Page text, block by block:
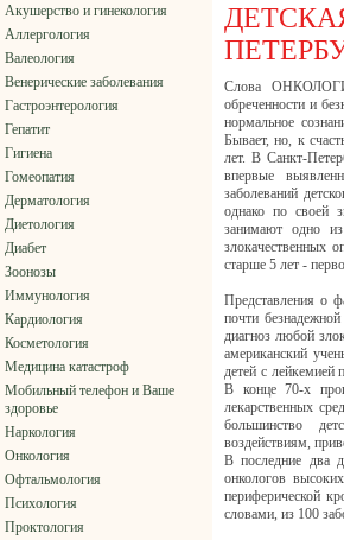
Акушерство и гинекология
Аллергология
Валеология
Венерические заболевания
Гастроэнтерология
Гепатит
Гигиена
Гомеопатия
Дерматология
Диетология
Диабет
Зоонозы
Иммунология
Кардиология
Косметология
Медицина катастроф
Мобильный телефон и Ваше
здоровье
Наркология
Онкология
Офтальмология
Психология
Проктология
Слова
обреченности и
нормальное
Бывает, но, к
лет. В Санкт-
впервые
заболеваний
однако по своей
занимают одно
злокачественных
старше 5 лет -
Представления о
почти
диагноз любой
американский
детей с
В конце 70-х
лекарственных
большинство
воздействиям,
В последние два
онкологов
периферической
словами, из 100